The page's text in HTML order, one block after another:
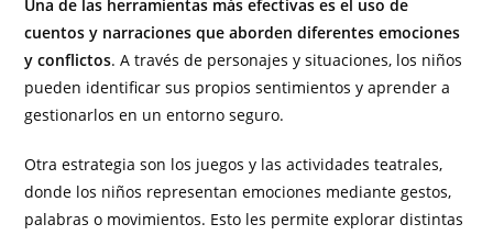
Una de las herramientas más efectivas es el uso de
cuentos y narraciones que aborden diferentes emociones
y conflictos. A través de personajes y situaciones, los niños
pueden identificar sus propios sentimientos y aprender a
gestionarlos en un entorno seguro.
Otra estrategia son los juegos y las actividades teatrales,
donde los niños representan emociones mediante gestos,
palabras o movimientos. Esto les permite explorar distintas